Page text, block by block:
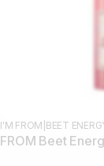
I'M FROM BEET
FROM Beet